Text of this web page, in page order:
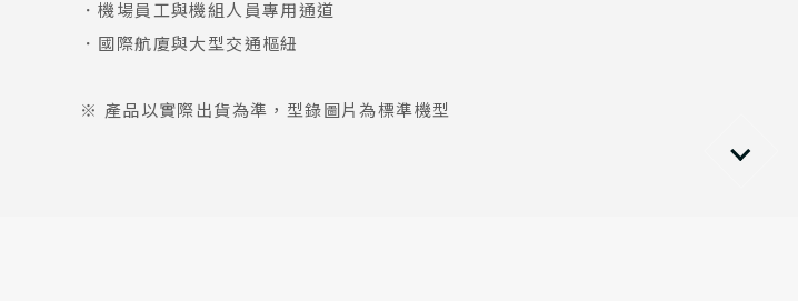
．機場員工與機組人員專用通道
．國際航廈與大型交通樞紐
※ 產品以實際出貨為準，型錄圖片為標準機型